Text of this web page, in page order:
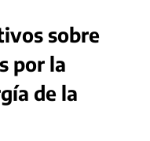
sobre
por la
de la